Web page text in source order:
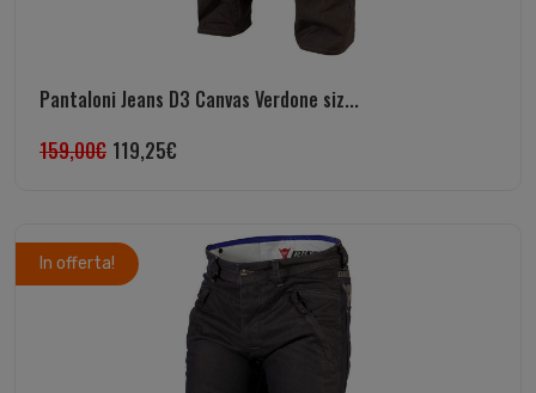
Pantaloni Jeans D3 Canvas Verdone siz...
159,00€ 119,25€
In offerta!